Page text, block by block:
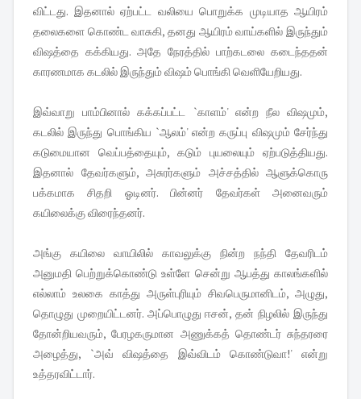
விட்டது. இதனால் ஏற்பட்ட வலியை பொறுக்க முடியாத ஆயிரம்
தலைகளை கொண்ட வாசுகி, தனது ஆயிரம் வாய்களில் இருந்தும்
விஷத்தை கக்கியது. அதே நேரத்தில் பாற்கடலை கடைந்ததன்
காரணமாக கடலில் இருந்தும் விஷம் பொங்கி வெளியேறியது.
இவ்வாறு பாம்பினால் கக்கப்பட்ட `காளம்' என்ற நீல விஷமும்,
கடலில் இருந்து பொங்கிய `ஆலம்' என்ற கருப்பு விஷமும் சேர்ந்து
கடுமையான வெப்பத்தையும், கடும் புயலையும் ஏற்படுத்தியது.
இதனால் தேவர்களும், அசுரர்களும் அச்சத்தில் ஆளுக்கொரு
பக்கமாக சிதறி ஓடினர். பின்னர் தேவர்கள் அனைவரும்
கயிலைக்கு விரைந்தனர்.
அங்கு கயிலை வாயிலில் காவலுக்கு நின்ற நந்தி தேவரிடம்
அனுமதி பெற்றுக்கொண்டு உள்ளே சென்று ஆபத்து காலங்களில்
எல்லாம் உலகை காத்து அருள்புரியும் சிவபெருமானிடம், அழுது,
தொழுது முறையிட்டனர். அப்பொழுது ஈசன், தன் நிழலில் இருந்து
தோன்றியவரும், பேரழகருமான அணுக்கத் தொண்டர் சுந்தரரை
அழைத்து, `அவ் விஷத்தை இவ்விடம் கொண்டுவா!' என்று
உத்தரவிட்டார்.